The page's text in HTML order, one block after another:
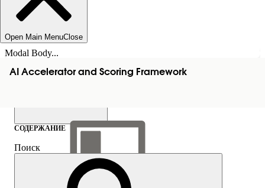
Open Main MenuClose
Modal Body...
AI Accelerator and Scoring Framework
СОДЕРЖАНИЕ
Поиск